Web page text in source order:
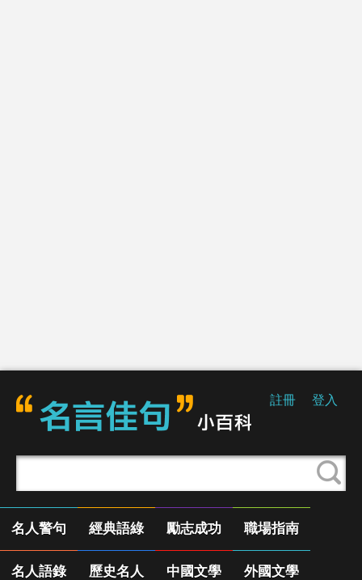
註冊 登入
名人警句 經典語綠 勵志成功 職場指南
名人語錄 歷史名人 中國文學 外國文學